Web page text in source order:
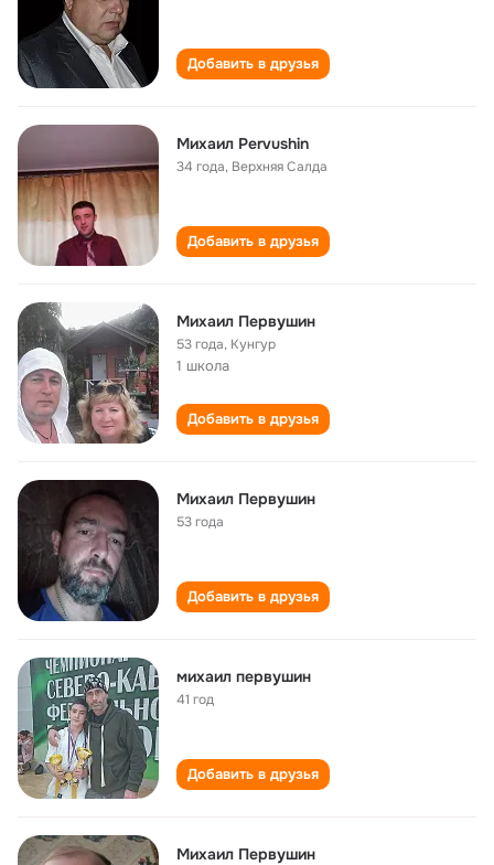
Добавить в друзья
Михаил Pervushin
34 года, Верхняя Салда
Добавить в друзья
Михаил Первушин
53 года, Кунгур
1 школа
Добавить в друзья
Михаил Первушин
53 года
Добавить в друзья
михаил первушин
41 год
Добавить в друзья
Михаил Первушин